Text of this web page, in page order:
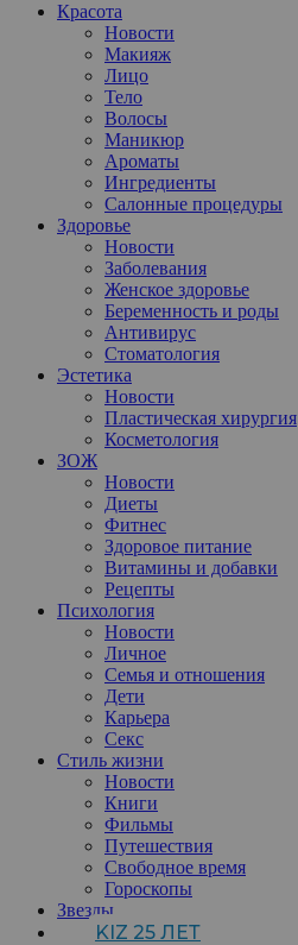
Красота
Новости
Макияж
Лицо
Тело
Волосы
Маникюр
Ароматы
Ингредиенты
Салонные процедуры
Здоровье
Новости
Заболевания
Женское здоровье
Беременность и роды
Антивирус
Стоматология
Эстетика
Новости
Пластическая хирургия
Косметология
ЗОЖ
Новости
Диеты
Фитнес
Здоровое питание
Витамины и добавки
Рецепты
Психология
Новости
Личное
Семья и отношения
Дети
Карьера
Секс
Стиль жизни
Новости
Книги
Фильмы
Путешествия
Свободное время
Гороскопы
Звезды
KIZ 25 ЛЕТ